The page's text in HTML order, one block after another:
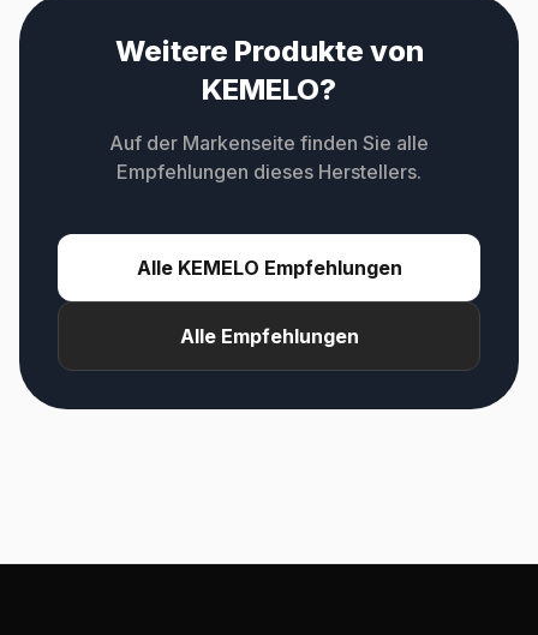
Weitere Produkte von
KEMELO?
Auf der Markenseite finden Sie alle
Empfehlungen dieses Herstellers.
Alle KEMELO Empfehlungen
Alle Empfehlungen